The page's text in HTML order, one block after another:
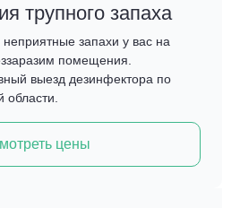
трупного запаха
запахи у вас на
помещения.
выезд дезинфектора по
области.
цены